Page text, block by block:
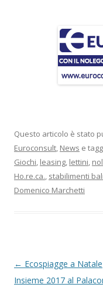
Questo articolo è stato
Euroconsult, News e
Giochi, leasing, lettini,
Ho.re.ca., stabilimenti
Domenico Marchetti
Navigazione
articolo
← Ecospiagge a Natale
Insieme 2017 al